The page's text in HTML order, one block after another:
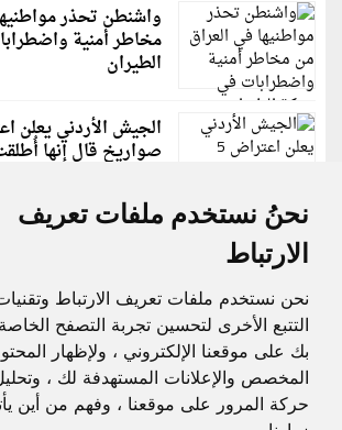
نحنُ نستخدم ملفات تعريف
الارتباط
نحن نستخدم ملفات تعريف الارتباط
التتبع الأخرى لتحسين تجربة التصفح الخاصة
بك على موقعنا الإلكتروني ، ولإظهار
المخصص والإعلانات المستهدفة لك ،
حركة المرور على موقعنا ، وفهم من أين
واشنطن تحذر
مخاطر أمنية
الطيران
صواريخ قال إنها
جميع الحقوق محفوظة لدنيا الوطن © 2003 - 2022